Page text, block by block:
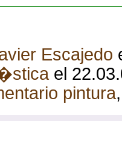
Escajedo
el
pintura